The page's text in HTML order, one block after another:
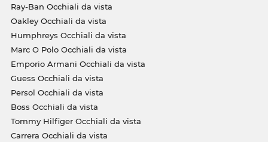
Ray-Ban Occhiali da vista
Oakley Occhiali da vista
Humphreys Occhiali da vista
Marc O Polo Occhiali da vista
Emporio Armani Occhiali da vista
Guess Occhiali da vista
Persol Occhiali da vista
Boss Occhiali da vista
Tommy Hilfiger Occhiali da vista
Carrera Occhiali da vista